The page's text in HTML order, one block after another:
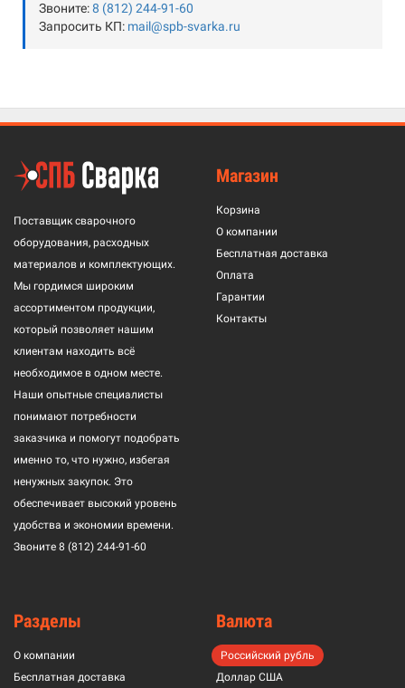
Звоните:8 (812) 244-91-60
Запросить КП: mail@spb-svarka.ru
Поставщик сварочного
оборудования, расходных
материалов и комплектующих.
Мы гордимся широким
ассортиментом продукции,
который позволяет нашим
клиентам находить всё
необходимое в одном месте.
Наши опытные специалисты
понимают потребности
заказчика и помогут подобрать
именно то, что нужно, избегая
ненужных закупок. Это
обеспечивает высокий уровень
удобства и экономии времени.
Звоните 8 (812) 244-91-60
Магазин
Корзина
О компании
Бесплатная доставка
Оплата
Гарантии
Контакты
Разделы
О компании
Бесплатная доставка
Валюта
Российский рубль
Доллар США